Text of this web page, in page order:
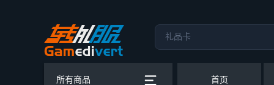
所有商品 首页